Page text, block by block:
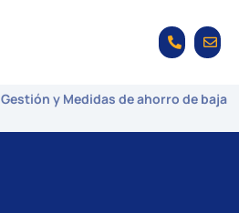
Gestión y Medidas de ahorro de baja